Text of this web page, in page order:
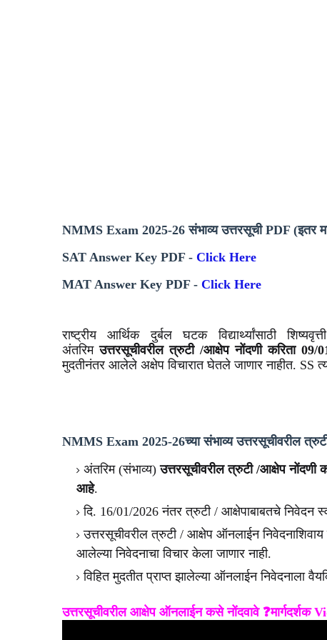
NMMS Exam 2025-26 संभाव्य उत्तरसूची PDF (इतर
SAT Answer Key PDF - Click Here
MAT Answer Key PDF - Click Here
राष्ट्रीय आर्थिक दुर्बल घटक विद्यार्थ्यांसाठी
अंतरिमउत्तरसूचीवरील त्रुटी /आक्षेप नोंदणी करिता
मुदतीनंतर आलेले अक्षेप विचारात घेतले जाणार नाहीत. SS
NMMS Exam 2025-26च्या संभाव्य उत्तरसूचीवरील
अंतरिम (संभाव्य)उत्तरसूचीवरील त्रुटी /आक्षेप नोंदणी
आहे.
दि. 16/01/2026 नंतर त्रुटी / आक्षेपाबाबतचे निवेदन
उत्तरसूचीवरील त्रुटी / आक्षेप ऑनलाईन
आलेल्या निवेदनाचा विचार केला जाणार नाही.
विहित मुदतीत प्राप्त झालेल्या ऑनलाईन निवेदनाला
उत्तरसूचीवरील आक्षेप ऑनलाईन कसे नोंदवावे ❓मार्गदर्शक